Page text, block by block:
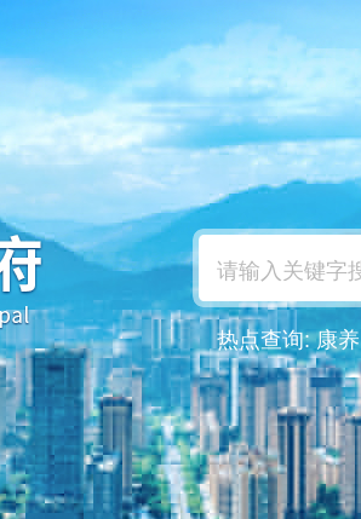
热点查询:康养